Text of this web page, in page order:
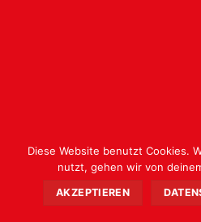
Diese Website benutzt Cookies.
nutzt, gehen wir von
AKZEPTIEREN